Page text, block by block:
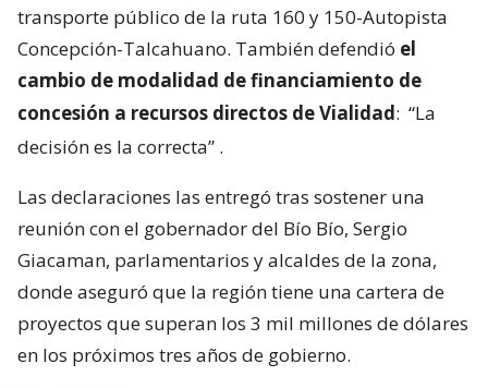
transporte público de la ruta 160 y 150-Autopista
Concepción-Talcahuano. También defendió el
cambio de modalidad de financiamiento de
concesión a recursos directos de Vialidad: “La
decisión es la correcta” .
Las declaraciones las entregó tras sostener una
reunión con el gobernador del Bío Bío, Sergio
Giacaman, parlamentarios y alcaldes de la zona,
donde aseguró que la región tiene una cartera de
proyectos que superan los 3 mil millones de dólares
en los próximos tres años de gobierno.